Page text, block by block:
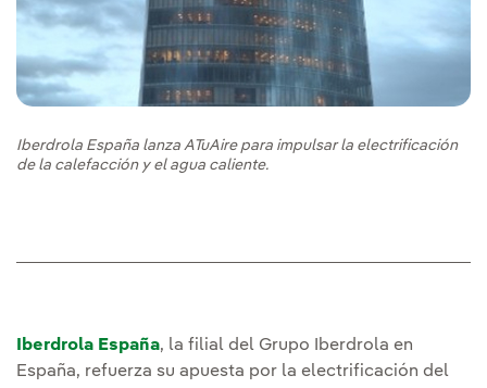
Iberdrola España lanza ATuAire para impulsar la electrificación
de la calefacción y el agua caliente.
Iberdrola España, la filial del Grupo Iberdrola en
España, refuerza su apuesta por la electrificación del